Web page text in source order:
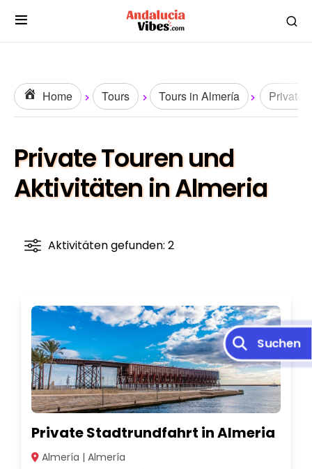
Home Tours Tours in Almería Private
Private Touren und
Aktivitäten in Almeria
Aktivitäten gefunden: 2
Private Stadtrundfahrt in Almeria
Almería | Almería
Suchen